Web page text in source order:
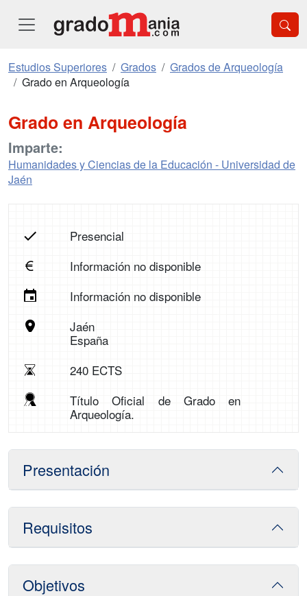
Estudios Superiores Grados
Grados de Arqueología
Grado en Arqueología
Grado en Arqueología
Imparte:
Humanidades y Ciencias de la Educación - Universidad de
Jaén
Presencial
Información no disponible
Información no disponible
Jaén
España
240 ECTS
Título Oficial de Grado en
Arqueología.
Presentación
Requisitos
Objetivos